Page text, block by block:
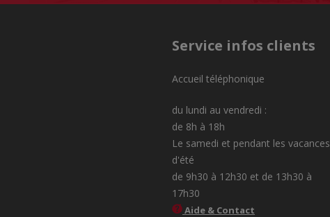
Service infos clients
Accueil téléphonique
du lundi au vendredi :
de 8h à 18h
Le samedi et pendant les vacances
d'été
de 9h30 à 12h30 et de 13h30 à
17h30
Aide & Contact